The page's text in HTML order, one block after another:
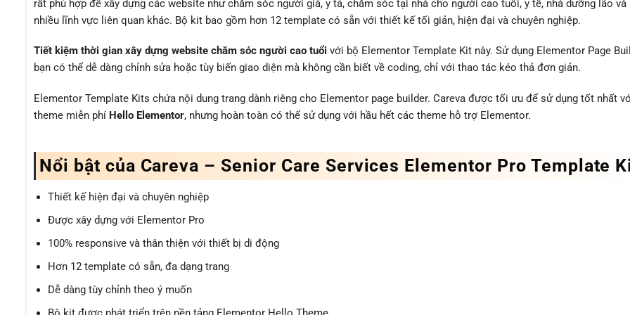
rất phù hợp để xây dựng các website như chăm sóc người già, y tá, chăm sóc tại nhà cho người cao tuổi, y tế, nhà dưỡng lão và
nhiều lĩnh vực liên quan khác. Bộ kit bao gồm hơn 12 template có sẵn với thiết kế tối giản, hiện đại và chuyên nghiệp.
Tiết kiệm thời gian xây dựng website chăm sóc người cao tuổi với bộ Elementor Template Kit này. Sử dụng Elementor Page
bạn có thể dễ dàng chỉnh sửa hoặc tùy biến giao diện mà không cần biết về coding, chỉ với thao tác kéo thả đơn giản.
Elementor Template Kits chứa nội dung trang dành riêng cho Elementor page builder. Careva được tối ưu để sử dụng tốt nhất
theme miễn phí Hello Elementor, nhưng hoàn toàn có thể sử dụng với hầu hết các theme hỗ trợ Elementor.
Nổi bật của Careva – Senior Care Services Elementor Pro Template
Thiết kế hiện đại và chuyên nghiệp
Được xây dựng với Elementor Pro
100% responsive và thân thiện với thiết bị di động
Hơn 12 template có sẵn, đa dạng trang
Dễ dàng tùy chỉnh theo ý muốn